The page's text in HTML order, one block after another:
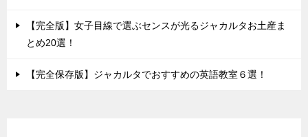
【完全版】女子目線で選ぶセンスが光るジャカルタお土産ま
とめ20選！
【完全保存版】ジャカルタでおすすめの英語教室６選！